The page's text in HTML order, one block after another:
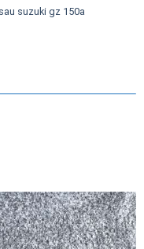
suzuki gz 150a